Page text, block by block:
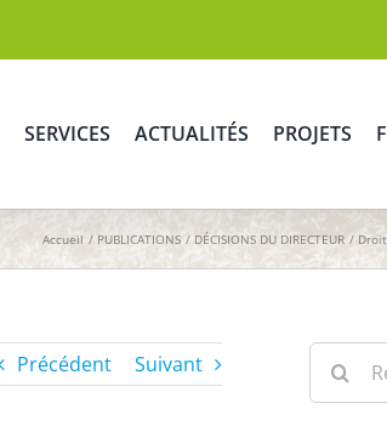
SERVICES ACTUALITÉS PROJETS
Accueil PUBLICATIONS DÉCISIONS DU DIRECTEUR
Précédent Suivant